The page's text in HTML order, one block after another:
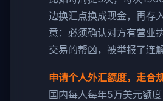
边换汇点换成现金，再存
意：必须确认对方有营业
交易的帮凶，被举报了连
申请个人外汇额度，走合
国内每人每年5万美元额